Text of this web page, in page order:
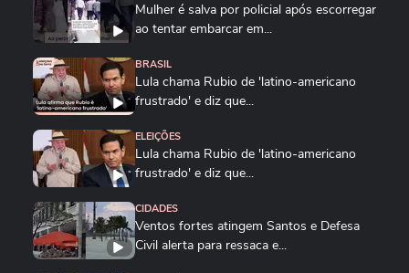
Mulher é salva por policial após escorregar
ao tentar embarcar em...
BRASIL
Lula chama Rubio de 'latino-americano
frustrado' e diz que...
ELEIÇÕES
Lula chama Rubio de 'latino-americano
frustrado' e diz que...
CIDADES
Ventos fortes atingem Santos e Defesa
Civil alerta para ressaca e...